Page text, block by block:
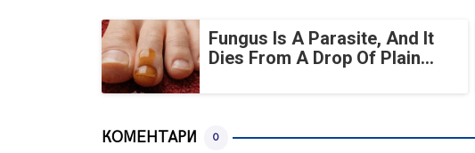
Fungus Is A Parasite, And It
Dies From A Drop Of Plain...
КОМЕНТАРИ 0